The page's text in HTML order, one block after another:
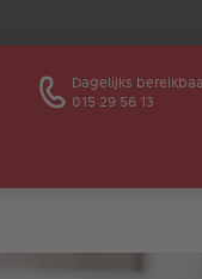
Dagelijks
015 29 56 13